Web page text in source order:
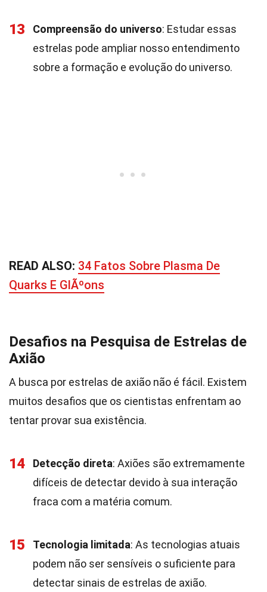
13 Compreensão do universo: Estudar essas
estrelas pode ampliar nosso entendimento
sobre a formação e evolução do universo.
READ ALSO: 34 Fatos Sobre Plasma De
Quarks E GlÃºons
Desafios na Pesquisa de Estrelas de
Axião
A busca por estrelas de axião não é fácil. Existem
muitos desafios que os cientistas enfrentam ao
tentar provar sua existência.
14 Detecção direta: Axiões são extremamente
difíceis de detectar devido à sua interação
fraca com a matéria comum.
15 Tecnologia limitada: As tecnologias atuais
podem não ser sensíveis o suficiente para
detectar sinais de estrelas de axião.